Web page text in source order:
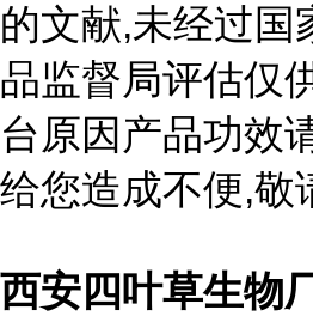
的文献,未经过国
品监督局评估仅
台原因产品功效
给您造成不便,敬
西安四叶草生物